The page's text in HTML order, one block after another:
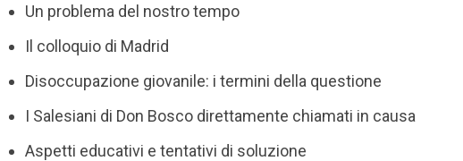
Un problema del nostro tempo
Il colloquio di Madrid
Disoccupazione giovanile: i termini della questione
I Salesiani di Don Bosco direttamente chiamati in causa
Aspetti educativi e tentativi di soluzione